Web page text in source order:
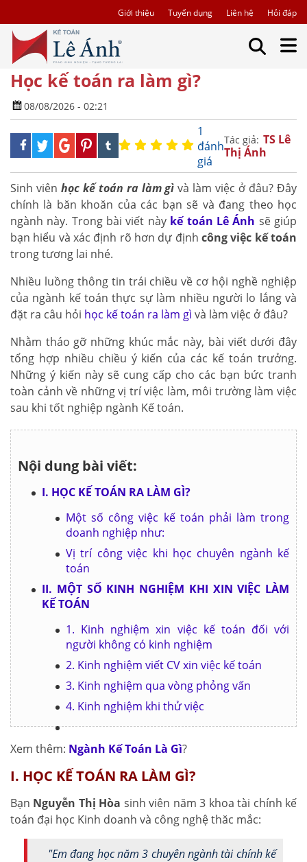
Giới thiệu Tuyển dụng Liên hệ Hỏi đáp
Học kế toán ra làm gì?
08/08/2026 - 02:21
1
đánh
giá
Tác giả: TS Lê
Thị Ánh
Sinh viên học kế toán ra làm gì và làm việc ở đâu? Đây
chính là băn khoăn của các bạn sẽ và đang theo học
ngành này. Trong bài viết này kế toán Lê Ánh sẽ giúp
bạn hiểu và xác định rõ hơn dự định công việc kế toán
trong tương lai nhé.
Nhiều luồng thông tin trái chiều về cơ hội nghề nghiệp
của ngành kế toán thực sự làm nhiều người lo lắng và
đặt ra câu hỏi học kế toán ra làm gì và làm việc ở đâu?
Nhằm tháo gỡ những khúc mắc này, bài viết dưới đây
tổng hợp nhiều chiều ý kiến của các kế toán trưởng.
Những ý kiến này sẽ cung cấp cho các bạn bức tranh
toàn cảnh về những vị trí việc làm, môi trường làm việc
sau khi tốt nghiệp ngành Kế toán.
Nội dung bài viết:
I. HỌC KẾ TOÁN RA LÀM GÌ?
Một số công việc kế toán phải làm trong
doanh nghiệp như:
Vị trí công việc khi học chuyên ngành kế
toán
II. MỘT SỐ KINH NGHIỆM KHI XIN VIỆC LÀM
KẾ TOÁN
1. Kinh nghiệm xin việc kế toán đối với
người không có kinh nghiệm
2. Kinh nghiệm viết CV xin việc kế toán
3. Kinh nghiệm qua vòng phỏng vấn
4. Kinh nghiệm khi thử việc
Xem thêm: Ngành Kế Toán Là Gì?
I. HỌC KẾ TOÁN RA LÀM GÌ?
Bạn Nguyễn Thị Hòa sinh viên năm 3 khoa tài chính kế
toán đại học Kinh doanh và công nghệ thăc mắc:
"Em đang học năm 3 chuyên ngành tài chính kế